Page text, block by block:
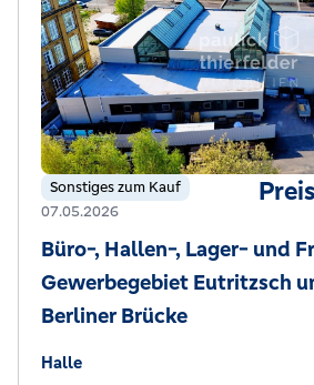
Sonstiges zum Kauf
07.05.2026
Büro-, Hallen-, Lager- und
Gewerbegebiet Eutritzsch
Berliner Brücke
Halle